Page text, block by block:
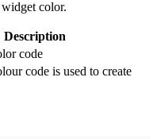
color.
Description
code
code is used to create